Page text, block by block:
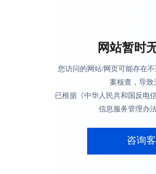
网站暂时
您访问的网站/网页可能存在
案核查，导致
已根据《中华人民共和国反电
信息服务管理办
咨询